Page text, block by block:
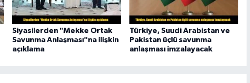
Siyasilerden "Mekke Ortak
Savunma Anlaşması"na ilişkin
açıklama
Türkiye, Suudi Arabistan ve
Pakistan üçlü savunma
anlaşması imzalayacak